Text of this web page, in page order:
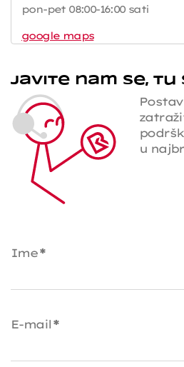
pon-pet 08:00-16:00 sati
google maps
Javite nam se, tu
u
Ime*
E-mail *